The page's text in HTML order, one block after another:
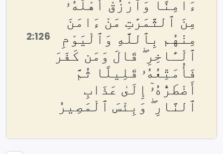
2:126
ءَامِنًا وَٱرْزُقْ أَهْلَهُۥ
مِنَ ٱلثَّمَرَٰتِ مَنْ ءَامَنَ
مِنْهُم بِٱللَّهِ وَٱلْيَوْمِ
ٱلْـَٔاخِرِ ۖ قَالَ وَمَن كَفَرَ
فَأُمَتِّعُهُۥ قَلِيلًا ثُمَّ
أَضْطَرُّهُۥٓ إِلَىٰ عَذَابِ
ٱلنَّارِ ۖ وَبِئْسَ ٱلْمَصِيرُ